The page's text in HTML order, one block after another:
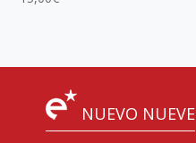
NUEVO NUEVE